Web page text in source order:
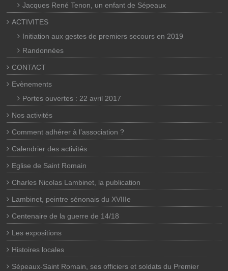
Jacques René Tenon, un enfant de Sépeaux
ACTIVITES
Initiation aux gestes de premiers secours en 2019
Randonnées
CONTACT
Evènements
Portes ouvertes : 22 avril 2017
Nos activités
Comment adhérer à l’association ?
Calendrier des activités
Eglise de Saint Romain
Charles Nicolas Lambinet, la publication
Lambinet, peintre sénonais du XVIIIe
Centenaire de la guerre de 14/18
Les expositions
Histoires locales
Sépeaux-Saint Romain, ses officiers et soldats du Premier